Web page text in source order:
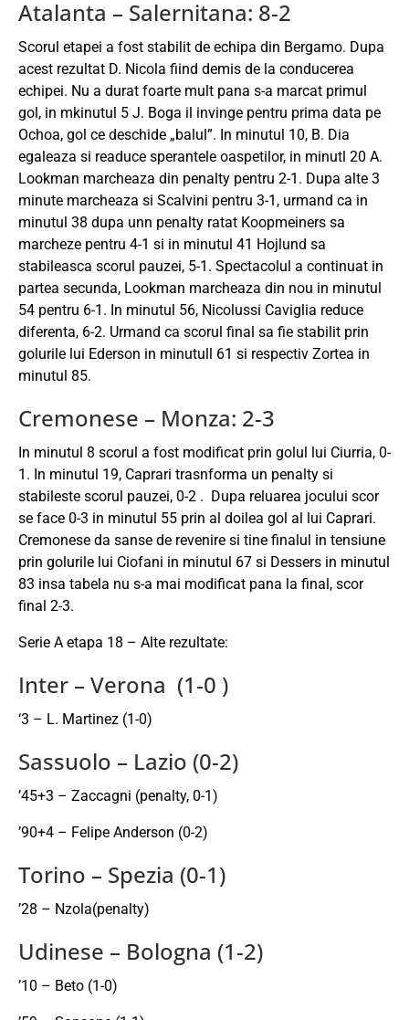
Atalanta – Salernitana: 8-2
Scorul etapei a fost stabilit de echipa din Bergamo. Dupa
acest rezultat D. Nicola fiind demis de la conducerea
echipei. Nu a durat foarte mult pana s-a marcat primul
gol, in mkinutul 5 J. Boga il invinge pentru prima data pe
Ochoa, gol ce deschide „balul”. In minutul 10, B. Dia
egaleaza si readuce sperantele oaspetilor, in minutl 20 A.
Lookman marcheaza din penalty pentru 2-1. Dupa alte 3
minute marcheaza si Scalvini pentru 3-1, urmand ca in
minutul 38 dupa unn penalty ratat Koopmeiners sa
marcheze pentru 4-1 si in minutul 41 Hojlund sa
stabileasca scorul pauzei, 5-1. Spectacolul a continuat in
partea secunda, Lookman marcheaza din nou in minutul
54 pentru 6-1. In minutul 56, Nicolussi Caviglia reduce
diferenta, 6-2. Urmand ca scorul final sa fie stabilit prin
golurile lui Ederson in minutull 61 si respectiv Zortea in
minutul 85.
Cremonese – Monza: 2-3
In minutul 8 scorul a fost modificat prin golul lui Ciurria, 0-
1. In minutul 19, Caprari trasnforma un penalty si
stabileste scorul pauzei, 0-2 . Dupa reluarea jocului scor
se face 0-3 in minutul 55 prin al doilea gol al lui Caprari.
Cremonese da sanse de revenire si tine finalul in tensiune
prin golurile lui Ciofani in minutul 67 si Dessers in minutul
83 insa tabela nu s-a mai modificat pana la final, scor
final 2-3.
Serie A etapa 18 – Alte rezultate:
Inter – Verona (1-0 )
‘3 – L. Martinez (1-0)
Sassuolo – Lazio (0-2)
’45+3 – Zaccagni (penalty, 0-1)
’90+4 – Felipe Anderson (0-2)
Torino – Spezia (0-1)
’28 – Nzola(penalty)
Udinese – Bologna (1-2)
’10 – Beto (1-0)